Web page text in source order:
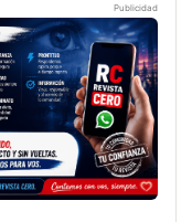
Publicidad